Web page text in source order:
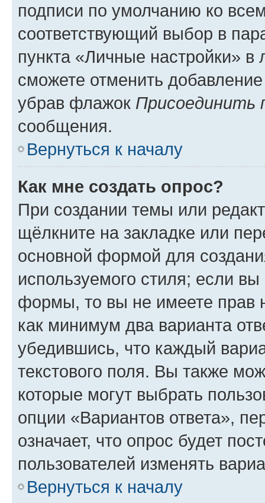
подписи по умолчанию ко
соответствующий выбор в
пункта «Личные настройки»
сможете отменить
убрав флажок Присоединить
сообщения.
Вернуться к началу
Как мне создать опрос?
При создании темы или
щёлкните на закладке или
основной формой для
используемого стиля; если
формы, то вы не имеете прав
как минимум два варианта
убедившись, что каждый
текстового поля. Вы также
которые могут выбрать
опции «Вариантов ответа»,
означает, что опрос будет
пользователей изменять
Вернуться к началу